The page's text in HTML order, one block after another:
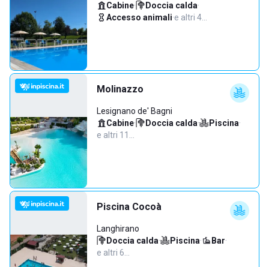
Cabine· Doccia calda·
Accesso animali·e altri 4…
Molinazzo
Lesignano de' Bagni
Cabine· Doccia calda· Piscina·
e altri 11…
Piscina Cocoà
Langhirano
Doccia calda· Piscina· Bar·
e altri 6…